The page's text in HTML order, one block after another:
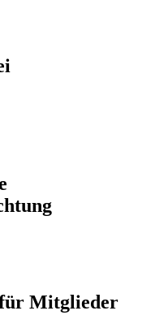
Mitglieder